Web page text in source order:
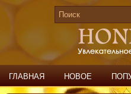
ГЛАВНАЯ НОВОЕ